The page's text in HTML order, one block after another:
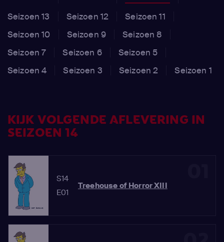
Seizoen 13
Seizoen 12
Seizoen 11
Seizoen 10
Seizoen 9
Seizoen 8
Seizoen 7
Seizoen 6
Seizoen 5
Seizoen 4
Seizoen 3 Seizoen 2 Seizoen 1
KIJK VOLGENDE AFLEVERING IN
SEIZOEN 14
S14
E01
Treehouse of Horror XIII